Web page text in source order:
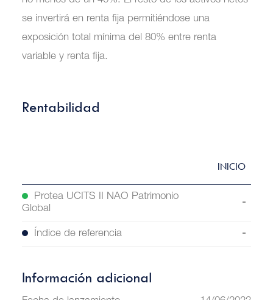
se invertirá en renta fija permitiéndose una
exposición total mínima del 80% entre renta
variable y renta fija.
Rentabilidad
INICIO
Protea UCITS II NAO Patrimonio
Global
-0.36%
Índice de referencia
Información adicional